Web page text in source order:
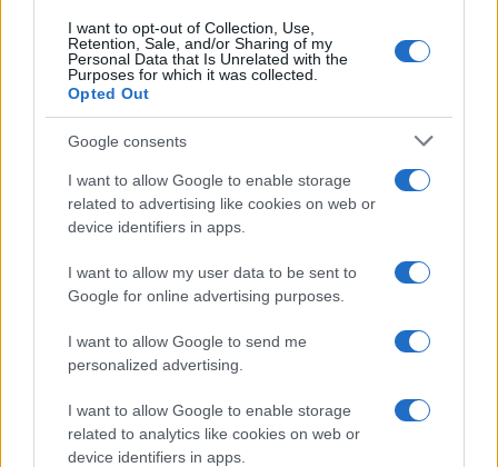
I want to opt-out of Collection, Use,
Retention, Sale, and/or Sharing of my
Personal Data that Is Unrelated with the
Purposes for which it was collected.
Opted Out
Google consents
I want to allow Google to enable storage
related to advertising like cookies on web or
device identifiers in apps.
I want to allow my user data to be sent to
Google for online advertising purposes.
I want to allow Google to send me
personalized advertising.
I want to allow Google to enable storage
related to analytics like cookies on web or
device identifiers in apps.
25.07.17. 22:24
PORTUGAL: Vojska i vatrogasci bespomoćno se
bore protiv sve većih požara (VIDEO)